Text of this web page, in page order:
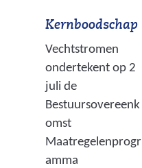
Kernboodschap
Vechtstromen
ondertekent op 2
juli de
Bestuursovereenk
omst
Maatregelenprogr
amma